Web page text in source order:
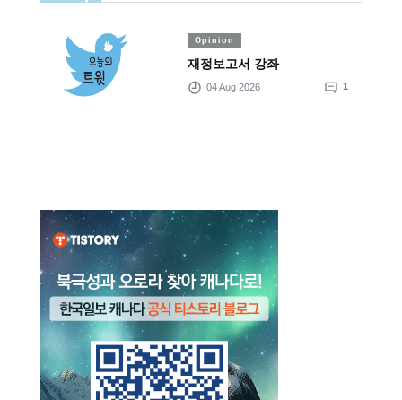
Opinion
재정보고서 강좌
04 Aug 2026 1